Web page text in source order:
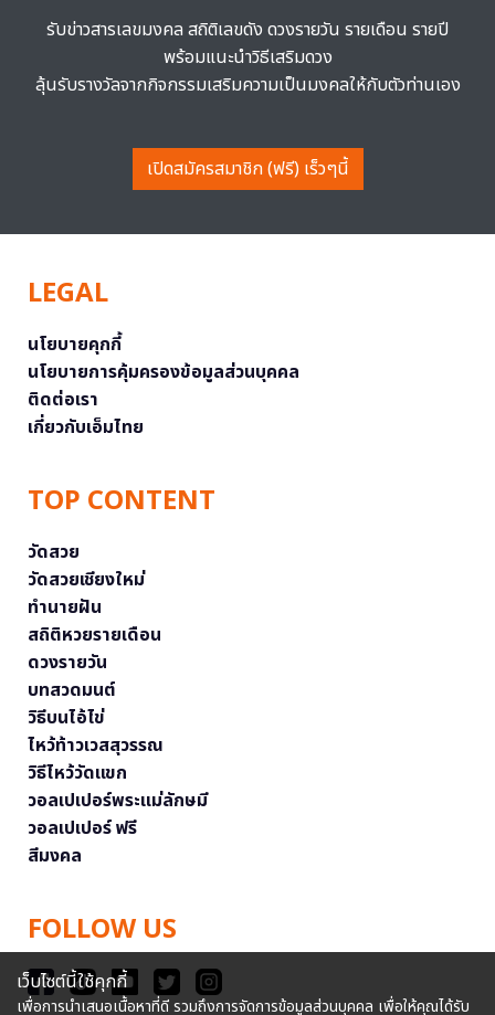
รับข่าวสารเลขมงคล สถิติเลขดัง ดวงรายวัน รายเดือน รายปี
พร้อมแนะนำวิธีเสริมดวง
ลุ้นรับรางวัลจากกิจกรรมเสริมความเป็นมงคลให้กับตัวท่านเอง
เปิดสมัครสมาชิก (ฟรี) เร็วๆนี้
LEGAL
นโยบายคุกกี้
นโยบายการคุ้มครองข้อมูลส่วนบุคคล
ติดต่อเรา
เกี่ยวกับเอ็มไทย
TOP CONTENT
วัดสวย
วัดสวยเชียงใหม่
ทำนายฝัน
สถิติหวยรายเดือน
ดวงรายวัน
บทสวดมนต์
วิธีบนไอ้ไข่
ไหว้ท้าวเวสสุวรรณ
วิธีไหว้วัดแขก
วอลเปเปอร์พระแม่ลักษมี
วอลเปเปอร์ ฟรี
สีมงคล
FOLLOW US
เว็บไซต์นี้ใช้คุกกี้
เพื่อการนำเสนอเนื้อหาที่ดี รวมถึงการจัดการข้อมูลส่วนบุคคล เพื่อให้คุณได้รับ